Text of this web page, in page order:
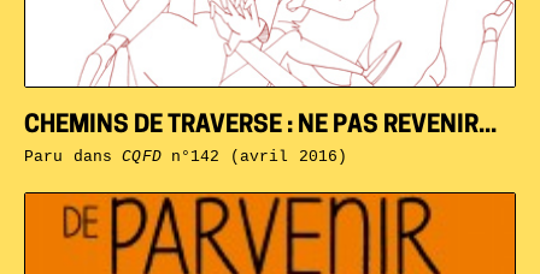
CHEMINS DE TRAVERSE : NE PAS REVENIR...
Paru dansCQFDn°142 (avril 2016)